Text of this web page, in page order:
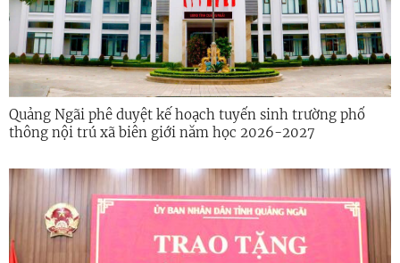
Quảng Ngãi phê duyệt kế hoạch tuyển sinh trường phổ
thông nội trú xã biên giới năm học 2026-2027